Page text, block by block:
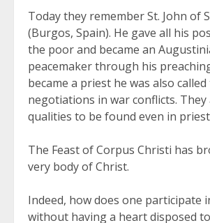
Today they remember St. John of
(Burgos, Spain). He gave all his
the poor and became an
peacemaker through his
became a priest he was also
negotiations in war conflicts. They
qualities to be found even in
The Feast of Corpus Christi has
very body of Christ.
Indeed, how does one participate
without having a heart disposed to